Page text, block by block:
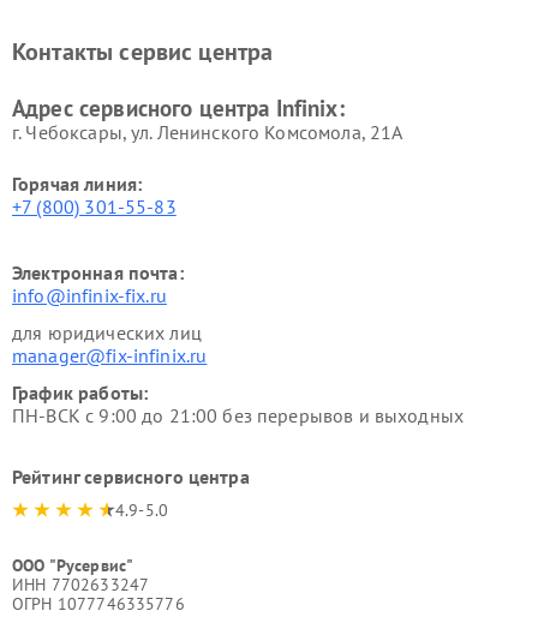
Контакты сервис центра
Адрес сервисного центра Infinix:
г. Чебоксары, ул. Ленинского Комсомола, 21А
Горячая линия:
+7 (800) 301-55-83
Электронная почта:
info@infinix-fix.ru
для юридических лиц
manager@fix-infinix.ru
График работы:
ПН-ВСК с 9:00 до 21:00 без перерывов и выходных
Рейтинг сервисного центра
4.9-5.0
ООО "Русервис"
ИНН 7702633247
ОГРН 1077746335776